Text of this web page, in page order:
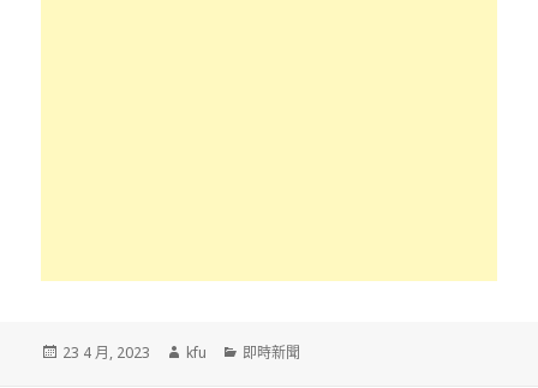
發
23 4 月, 2023
作
kfu
分
即時新聞